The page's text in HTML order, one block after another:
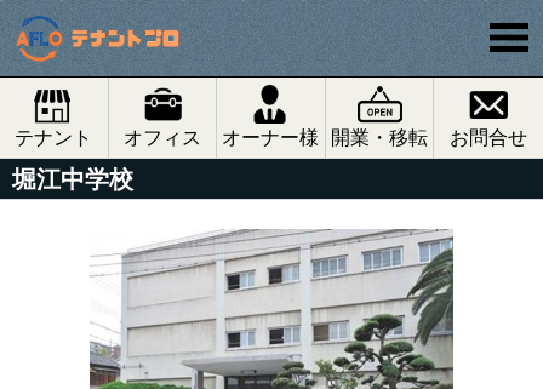
テナント オフィス オーナー様 開業・移転 お問合せ
堀江中学校